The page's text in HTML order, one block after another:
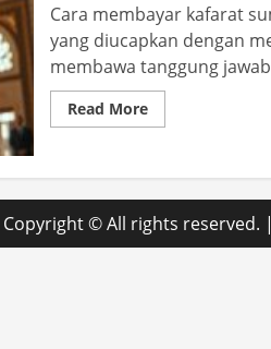
Cara membayar kafarat
yang diucapkan dengan
membawa tanggung
Read MoreRead
more
Kafarat
Sumpah
Palsu
Sesuai
Syariat
Copyright © All rights reserved. |